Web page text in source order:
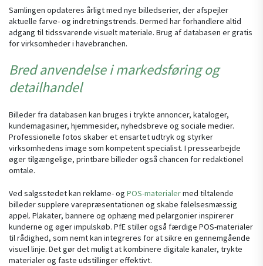
Samlingen opdateres årligt med nye billedserier, der afspejler
aktuelle farve- og indretningstrends. Dermed har forhandlere altid
adgang til tidssvarende visuelt materiale. Brug af databasen er gratis
for virksomheder i havebranchen.
Bred anvendelse i markedsføring og
detailhandel
Billeder fra databasen kan bruges i trykte annoncer, kataloger,
kundemagasiner, hjemmesider, nyhedsbreve og sociale medier.
Professionelle fotos skaber et ensartet udtryk og styrker
virksomhedens image som kompetent specialist. I pressearbejde
øger tilgængelige, printbare billeder også chancen for redaktionel
omtale.
Ved salgsstedet kan reklame- og POS-materialermed tiltalende
billeder supplere varepræsentationen og skabe følelsesmæssig
appel. Plakater, bannere og ophæng med pelargonier inspirerer
kunderne og øger impulskøb. PfE stiller også færdige POS-materialer
til rådighed, som nemt kan integreres for at sikre en gennemgående
visuel linje. Det gør det muligt at kombinere digitale kanaler, trykte
materialer og faste udstillinger effektivt.